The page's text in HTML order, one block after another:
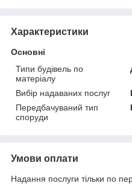
Характеристики
Основні
Типи будівель по
матеріалу
Вибір надаваних послуг
Передбачуваний тип
споруди
Умови оплати
Надання послуги тільки по